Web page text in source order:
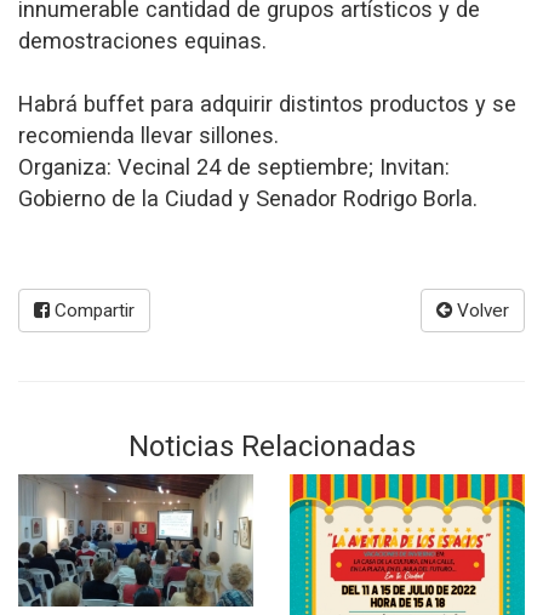
innumerable cantidad de grupos artísticos y de
demostraciones equinas.
Habrá buffet para adquirir distintos productos y se
recomienda llevar sillones.
Organiza: Vecinal 24 de septiembre; Invitan:
Gobierno de la Ciudad y Senador Rodrigo Borla.
Compartir Volver
Noticias Relacionadas